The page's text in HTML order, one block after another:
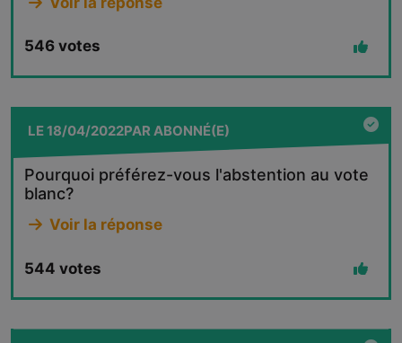
546 votes
LE18/04/2022PAR ABONNÉ(E)
Pourquoi préférez-vous l'abstention au vote
blanc?
Voir la réponse
544 votes